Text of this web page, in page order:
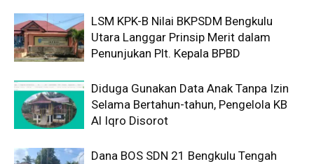
LSM KPK-B Nilai BKPSDM Bengkulu
Utara Langgar Prinsip Merit dalam
Penunjukan Plt. Kepala BPBD
Diduga Gunakan Data Anak Tanpa Izin
Selama Bertahun-tahun, Pengelola KB
Al Iqro Disorot
Dana BOS SDN 21 Bengkulu Tengah